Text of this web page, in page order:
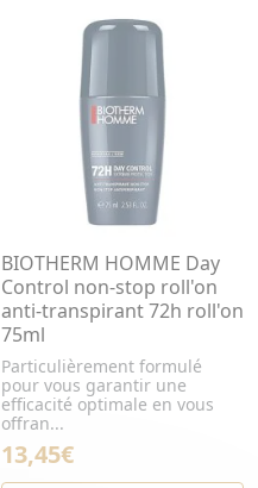
BIOTHERM HOMME Day
Control non-stop roll'on
anti-transpirant 72h roll'on
75ml
Particulièrement formulé
pour vous garantir une
efficacité optimale en vous
offran...
13,45€